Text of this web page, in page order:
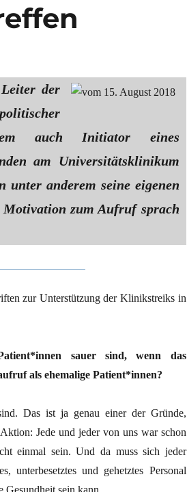
der
auch Initiator eines
am Universitätsklinikum
unter anderem seine eigenen
zum Aufruf sprach
zur Unterstützung der Klinikstreiks in
sauer sind, wenn das
als ehemalige Patient*innen?
Das ist ja genau einer der Gründe,
Jede und jeder von uns war schon
einmal sein. Und da muss sich jeder
unterbesetztes und gehetztes Personal
Gesundheit sein kann.